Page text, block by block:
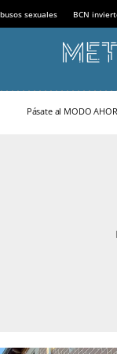
sexuales BCN
Pásate al MODO